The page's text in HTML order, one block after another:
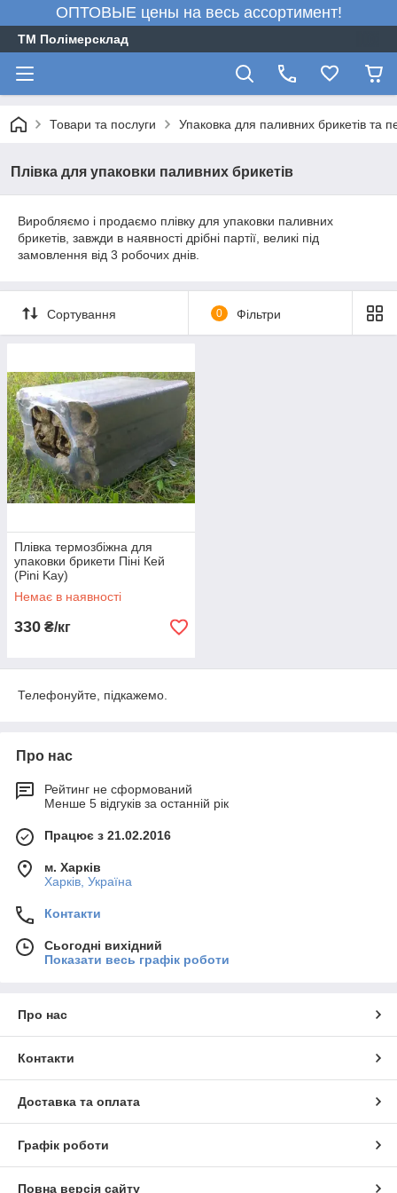
ОПТОВЫЕ цены на весь ассортимент!
ТМ Полімерсклад
Товари та послуги Упаковка для паливних брикетів та
Плівка для упаковки паливних брикетів
Виробляємо і продаємо плівку для упаковки паливних
брикетів, завжди в наявності дрібні партії, великі під
замовлення від 3 робочих днів.
Сортування 0 Фільтри
Плівка термозбіжна для
упаковки брикети Піні Кей
(Pini Kay)
Немає в наявності
330 ₴/кг
Телефонуйте, підкажемо.
Про нас
Рейтинг не сформований
Менше 5 відгуків за останній рік
Працює з 21.02.2016
м. Харків
Харків, Україна
Контакти
Сьогодні вихідний
Показати весь графік роботи
Про нас
Контакти
Доставка та оплата
Графік роботи
Повна версія сайту